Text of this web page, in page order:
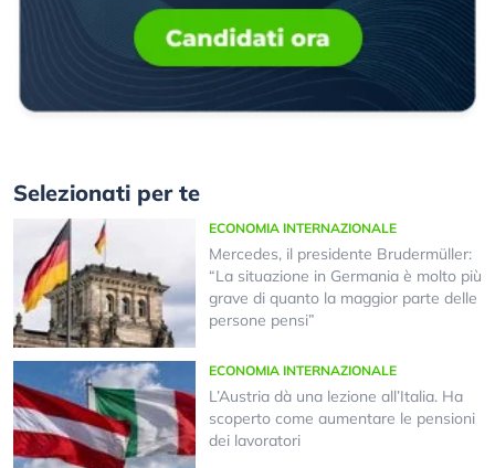
Selezionati per te
ECONOMIA INTERNAZIONALE
Mercedes, il presidente Brudermüller:
“La situazione in Germania è molto più
grave di quanto la maggior parte delle
persone pensi”
ECONOMIA INTERNAZIONALE
L’Austria dà una lezione all’Italia. Ha
scoperto come aumentare le pensioni
dei lavoratori